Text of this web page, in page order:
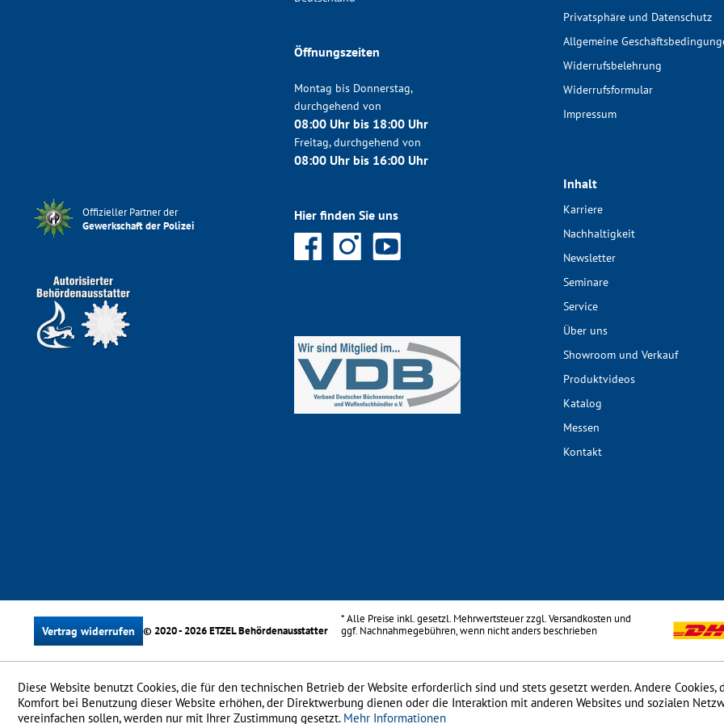
Offizieller Partner der
Gewerkschaft der Polizei
Öffnungszeiten
Montag bis Donnerstag,
durchgehend von
08:00 Uhr bis 18:00 Uhr
Freitag, durchgehend von
08:00 Uhr bis 16:00 Uhr
Hier finden Sie uns
Privatsphäre und Datenschutz
Allgemeine
Widerrufsbelehrung
Widerrufsformular
Impressum
Inhalt
Karriere
Nachhaltigkeit
Newsletter
Seminare
Service
Über uns
Showroom und Verkauf
Produktvideos
Katalog
Messen
Kontakt
Vertrag widerrufen © 2020 - 2026 ETZEL Behördenausstatter
* Alle Preise inkl. gesetzl. Mehrwertsteuer zzgl.Versandkostenund
ggf. Nachnahmegebühren, wenn nicht anders beschrieben
Diese Website benutzt Cookies, die für den technischen Betrieb der Website erforderlich sind und stets gesetzt werden. Andere Cookies,
Komfort bei Benutzung dieser Website erhöhen, der Direktwerbung dienen oder die Interaktion mit anderen Websites und sozialen
vereinfachen sollen, werden nur mit Ihrer Zustimmung gesetzt. Mehr Informationen